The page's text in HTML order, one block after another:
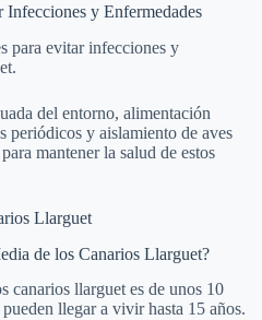
y Enfermedades
para evitar infecciones y
del entorno, alimentación
periódicos y aislamiento de aves
mantener la salud de estos
Llarguet
de los Canarios Llarguet?
canarios llarguet es de unos 10
llegar a vivir hasta 15 años.